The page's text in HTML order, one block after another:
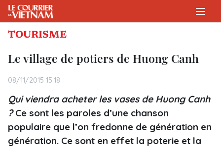
TOURISME
Le village de potiers de Huong Canh
08/11/2015 15:18
Qui viendra acheter les vases de Huong Canh
?Ce sont les paroles d’une chanson
populaire que l’on fredonne de génération en
génération. Ce sont en effet la poterie et la